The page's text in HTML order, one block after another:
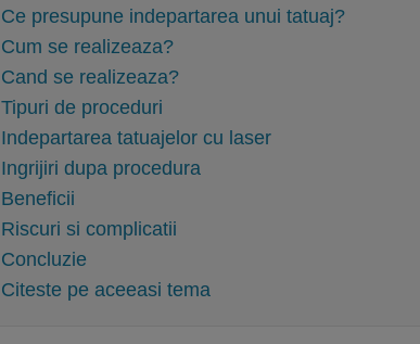
Ce presupune indepartarea unui tatuaj?
Cum se realizeaza?
Cand se realizeaza?
Tipuri de proceduri
Indepartarea tatuajelor cu laser
Ingrijiri dupa procedura
Beneficii
Riscuri si complicatii
Concluzie
Citeste pe aceeasi tema